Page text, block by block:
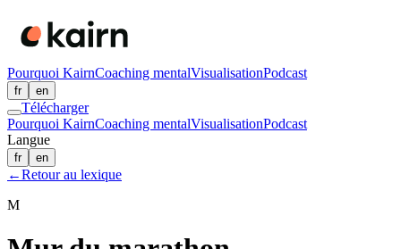
Pourquoi KairnCoaching mentalVisualisationPodcast
fr en
Télécharger
Pourquoi KairnCoaching mentalVisualisationPodcast
Langue
fr en
←Retour au lexique
M